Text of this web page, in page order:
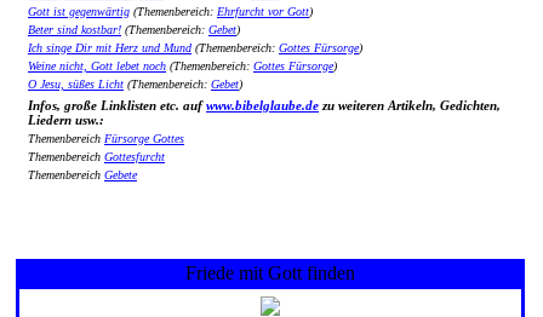
Gott ist gegenwärtig (Themenbereich: Ehrfurcht vor Gott)
Beter sind kostbar! (Themenbereich: Gebet)
Ich singe Dir mit Herz und Mund (Themenbereich: Gottes Fürsorge)
Weine nicht, Gott lebet noch (Themenbereich: Gottes Fürsorge)
O Jesu, süßes Licht (Themenbereich: Gebet)
Infos, große Linklisten etc. aufwww.bibelglaube.de zu weiteren Artikeln, Gedichten,
Liedern usw.:
Themenbereich Fürsorge Gottes
Themenbereich Gottesfurcht
Themenbereich Gebete
Friede mit Gott finden